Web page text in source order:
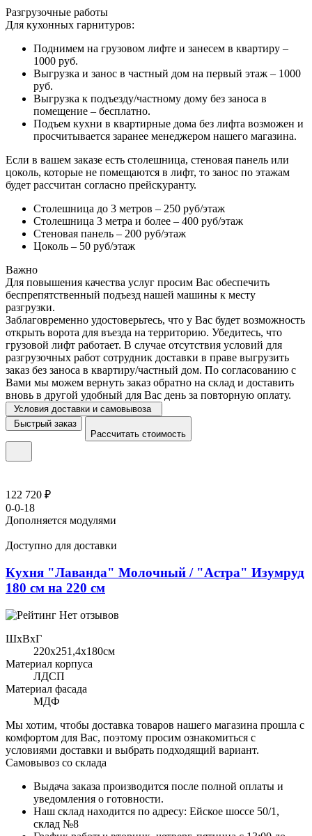
Разгрузочные работы
Для кухонных гарнитуров:
Поднимем на грузовом лифте и занесем в квартиру –
1000 руб.
Выгрузка и занос в частный дом на первый этаж – 1000
руб.
Выгрузка к подъезду/частному дому без заноса в
помещение – бесплатно.
Подъем кухни в квартирные дома без лифта возможен и
просчитывается заранее менеджером нашего магазина.
Если в вашем заказе есть столешница, стеновая панель или
цоколь, которые не помещаются в лифт, то занос по этажам
будет рассчитан согласно прейскуранту.
Столешница до 3 метров – 250 руб/этаж
Столешница 3 метра и более – 400 руб/этаж
Стеновая панель – 200 руб/этаж
Цоколь – 50 руб/этаж
Важно
Для повышения качества услуг просим Вас обеспечить
беспрепятственный подъезд нашей машины к месту
разгрузки.
Заблаговременно удостоверьтесь, что у Вас будет возможность
открыть ворота для въезда на территорию. Убедитесь, что
грузовой лифт работает. В случае отсутствия условий для
разгрузочных работ сотрудник доставки в праве выгрузить
заказ без заноса в квартиру/частный дом. По согласованию с
Вами мы можем вернуть заказ обратно на склад и доставить
вновь в другой удобный для Вас день за повторную оплату.
Условия доставки и самовывоза
Быстрый заказ
Рассчитать стоимость
122 720 ₽
0-0-18
Дополняется модулями
Доступно для доставки
Кухня "Лаванда" Молочный / "Астра" Изумруд
180 см на 220 см
Нет отзывов
ШхВхГ
220x251,4х180см
Материал корпуса
ЛДСП
Материал фасада
МДФ
Мы хотим, чтобы доставка товаров нашего магазина прошла с
комфортом для Вас, поэтому просим ознакомиться с
условиями доставки и выбрать подходящий вариант.
Самовывоз со склада
Выдача заказа производится после полной оплаты и
уведомления о готовности.
Наш склад находится по адресу: Ейское шоссе 50/1,
склад №8